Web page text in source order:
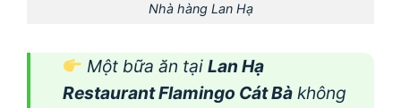
Nhà hàng Lan Hạ
Một bữa ăn tại Lan Hạ
Restaurant Flamingo Cát Bà không